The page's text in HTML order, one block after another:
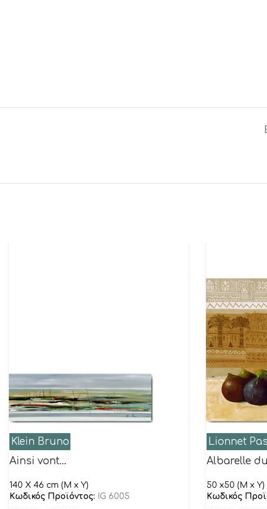
Klein Bruno
Ainsi vont…
140 X 46 cm (M x Y)
Κωδικός Προϊόντος:
IG 6005
Lionnet
Albarelle
50 x50 (M x Y)
Κωδικός